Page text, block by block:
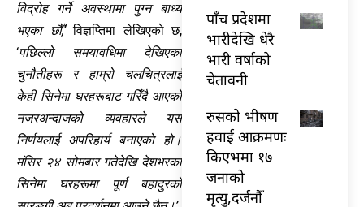
विद्रोह गर्ने अवस्थामा पुग्न बाध्य
भएका छौँ,’विज्ञप्तिमा लेखिएको छ,
‘पछिल्लो समयावधिमा देखिएका
चुनौतीहरू र हाम्रो चलचित्रलाई
केही सिनेमा घरहरूबाट गरिँदै आएको
नजरअन्दाजको व्यवहारले यस
निर्णयलाई अपरिहार्य बनाएको हो।
मंसिर २४ सोमबार गतेदेखि देशभरका
सिनेमा घरहरूमा पूर्ण बहादुरको
पाँच प्रदेशमा
भारीदेखि धेरै
भारी वर्षाको
चेतावनी
रुसको भीषण
हवाई आक्रमणः
किएभमा १७
जनाको
मृत्यु,दर्जनौँ